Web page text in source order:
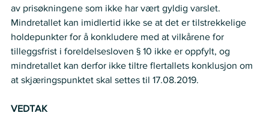
av prisøkningene som ikke har vært gyldig varslet.
Mindretallet kan imidlertid ikke se at det er tilstrekkelige
holdepunkter for å konkludere med at vilkårene for
tilleggsfrist i foreldelsesloven § 10 ikke er oppfylt, og
mindretallet kan derfor ikke tiltre flertallets konklusjon om
at skjæringspunktet skal settes til 17.08.2019.
VEDTAK